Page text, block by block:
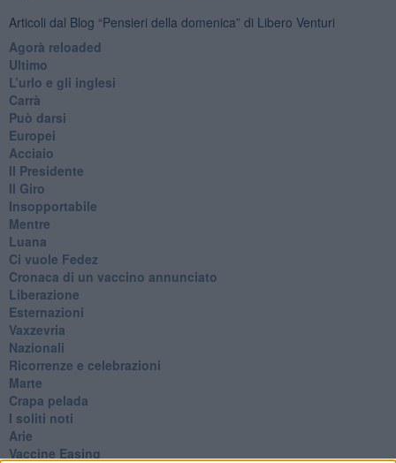
Articoli dal Blog “Pensieri della domenica” di Libero Venturi
​Agorà reloaded
Ultimo
​L’urlo e gli inglesi
Carrà
Può darsi
Europei
Acciaio
Il Presidente
​Il Giro
Insopportabile
​Mentre
Luana
​Ci vuole Fedez
​Cronaca di un vaccino annunciato
​Liberazione
Esternazioni
Vaxzevria
Nazionali
​Ricorrenze e celebrazioni
Marte
​Crapa pelada
​I soliti noti
Arie
​Vaccine Easing